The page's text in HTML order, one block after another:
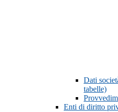
Dati
tabelle)
Enti di diritto